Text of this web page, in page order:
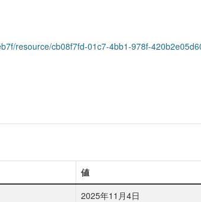
resource/cb08f7fd-01c7-4bb1-978f-
値
2025年11月4日